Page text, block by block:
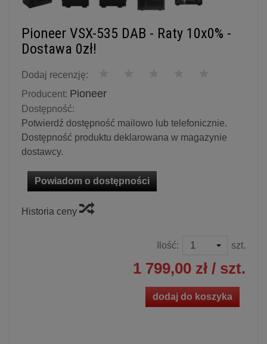
Pioneer VSX-535 DAB - Raty 10x0% -
Dostawa 0zł!
Dodaj recenzję:
Producent: Pioneer
Dostępność:
Potwierdź dostępność mailowo lub telefonicznie.
Dostępność produktu deklarowana w magazynie
dostawcy.
Powiadom o dostępności
Historia ceny
Ilość: szt.
1 799,00 zł / szt.
dodaj do koszyka